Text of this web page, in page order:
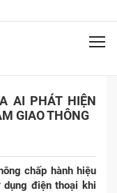
AI PHÁT HIỆN
GIAO THÔNG
chấp hành hiệu
điện thoại khi